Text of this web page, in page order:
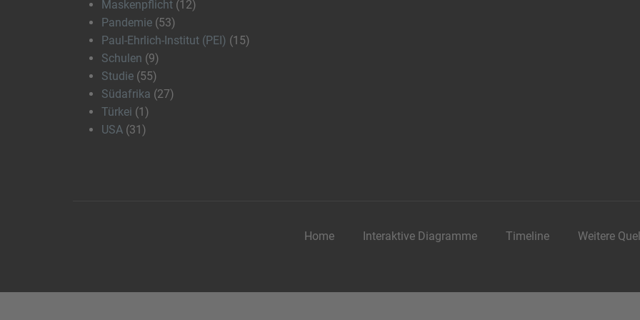
Maskenpflicht (12)
Pandemie (53)
Paul-Ehrlich-Institut (PEI) (15)
Schulen (9)
Studie (55)
Südafrika (27)
Türkei (1)
USA (31)
Home Interaktive Diagramme Timeline Weitere